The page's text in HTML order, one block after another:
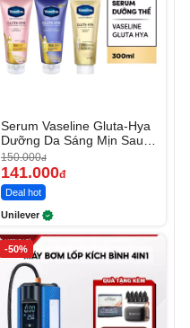
Serum Vaseline Gluta-Hya
Dưỡng Da Sáng Mịn Sau 7
Ngày
150.000đ
141.000đ
Deal hot
Unilever
-50%